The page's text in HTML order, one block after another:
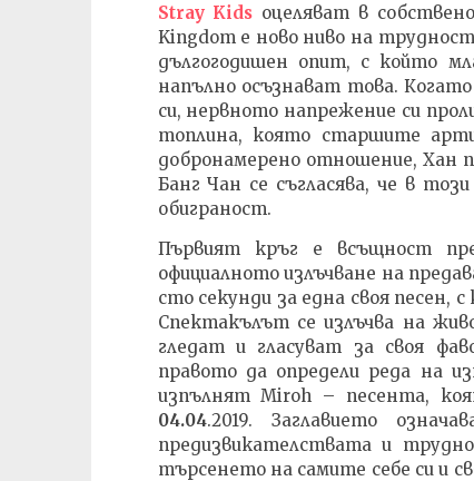
Stray Kids оцеляват в
Kingdom е ново ниво на
дългогодишен опит, с който
напълно осъзнават това.
си, нервното напрежение си
топлина, която старшите
добронамерено отношение, Хан
Банг Чан се съгласява, че в
обиграност.
Първият кръг е всъщност
официалното излъчване на
сто секунди за една своя песен,
Спектакълът се излъчва на
гледат и гласуват за своя
правото да определи реда на
изпълнят Miroh – песента,
04.04.2019. Заглавието
предизвикателствата и
търсенето на самите себе си и